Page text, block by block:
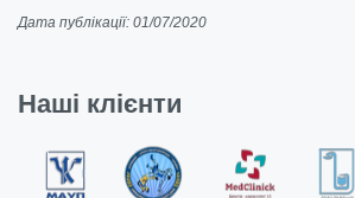
Дата публікації: 01/07/2020
Наші клієнти